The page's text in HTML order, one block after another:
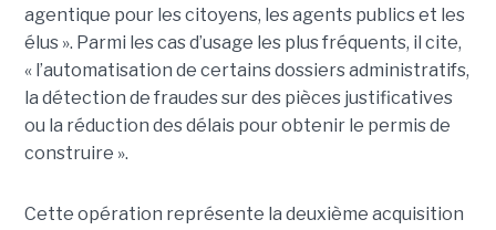
agentique pour les citoyens, les agents publics et les
élus ». Parmi les cas d’usage les plus fréquents, il cite,
« l’automatisation de certains dossiers administratifs,
la détection de fraudes sur des pièces justificatives
ou la réduction des délais pour obtenir le permis de
construire ».
Cette opération représente la deuxième acquisition